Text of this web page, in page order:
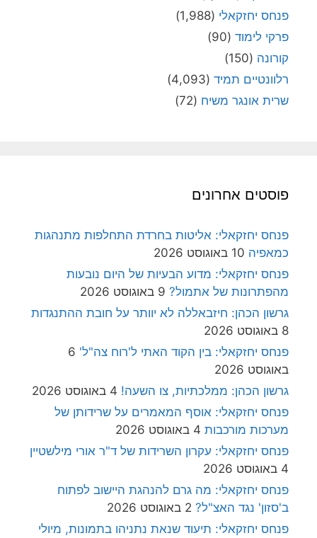
פנחס יחזקאלי (1,988)
פרקי לימוד (90)
קורונה (150)
רלוונטיים תמיד (4,093)
שרית אונגר משיח (72)
פוסטים אחרונים
פנחס יחזקאלי: אליטות בחרדת התחלפות מתנהגות
כמאפיה 10 באוגוסט 2026
פנחס יחזקאלי: מדוע הבעיות של היום נובעות
מהפתרונות של אתמול? 9 באוגוסט 2026
גרשון הכהן: חיזבאללה לא יוותר על חובת ההתנגדות
8 באוגוסט 2026
פנחס יחזקאלי: בין הקוד האתי ל'רוח צה"ל' 6
באוגוסט 2026
גרשון הכהן: ממלכתיות, צו השעה! 4 באוגוסט 2026
פנחס יחזקאלי: אוסף המאמרים על שרידותן של
מערכות מורכבות 4 באוגוסט 2026
פנחס יחזקאלי: עקרון השרידות של ד"ר אורי מילשטיין
4 באוגוסט 2026
פנחס יחזקאלי: מה גרם להנהגת היישוב לפתוח
ב'סזון' נגד האצ"ל? 2 באוגוסט 2026
פנחס יחזקאלי: תיעוד שנאת נתניהו בתמונות, מיולי